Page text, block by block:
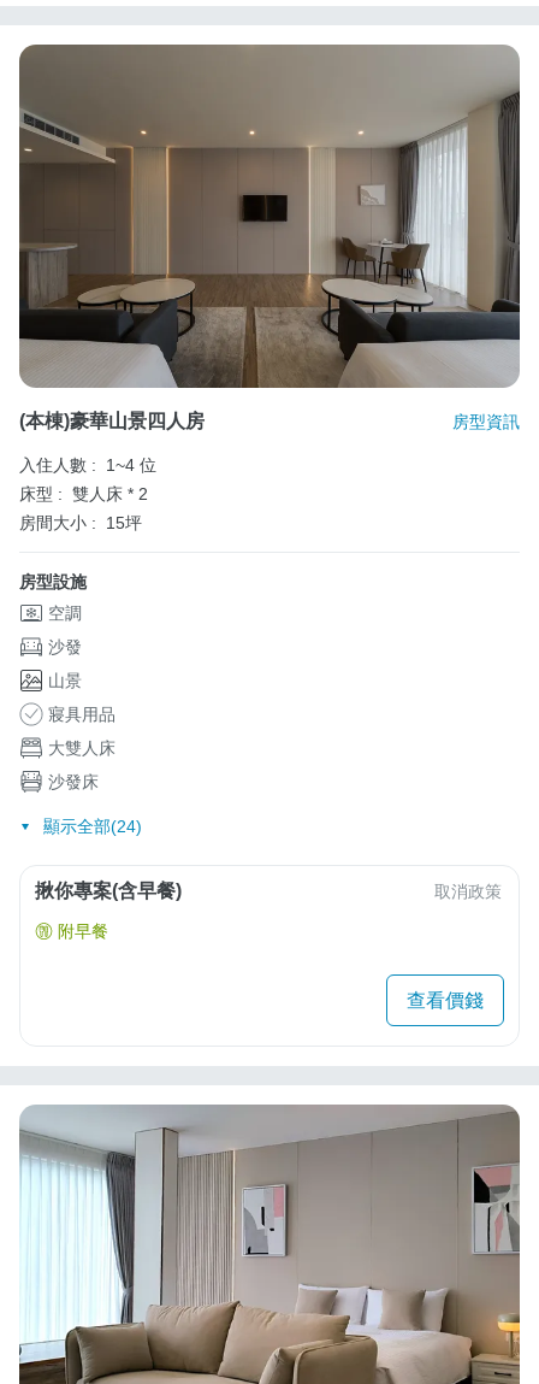
(本棟)豪華山景四人房 房型資訊
入住人數 :
1~4 位
床型 : 雙人床 * 2
房間大小 :
15坪
房型設施
空調
沙發
山景
寢具用品
大雙人床
沙發床
顯示全部(24)
揪你專案(含早餐) 取消政策
附早餐
查看價錢